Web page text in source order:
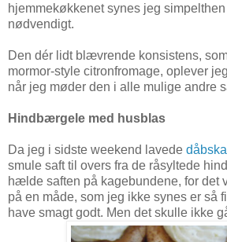
hjemmekøkkenet synes jeg
nødvendigt.
Den dér lidt blævrende konsistens,
mormor-style citronfromage, oplever
når jeg møder den i alle mulige andre
Hindbærgele med husblas
Da jeg i sidste weekend lavede
smule saft til overs fra de råsyltede
hælde saften på kagebundene, for det
på en måde, som jeg ikke synes er så
have smagt godt. Men det skulle ikke